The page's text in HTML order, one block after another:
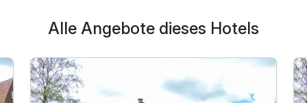
Alle Angebote dieses Hotels